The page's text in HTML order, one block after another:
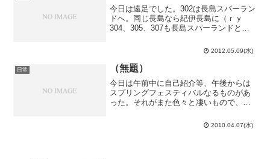
今日は遠足でした。302は長島スパーラン
ドへ。同じ長島なら紀伊長島に（ｒｙ
304、305、307も長島スパーランドとい
うせ長島なら（ｒｙ8:20に集合。おー、
もう既に幾らか人が……ん？パトカー？
何か住民の...
2012.05.09(水)
日常 （無題）
今日は午前中に自己紹介等、午後からは
スプリングフェスティバルなるものがあ
った。それがまた色々と凄いもので、何
ンビで漫才やる人が居たり、ジャズをや
るグループがあったり、弦楽四重奏でマ
2010.04.07(水)